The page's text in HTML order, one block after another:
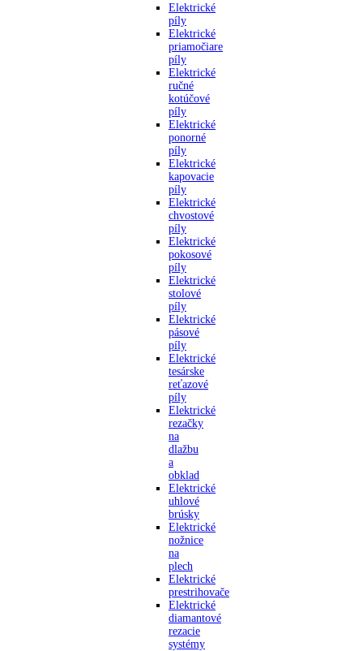
Elektrické
píly
Elektrické
priamočiare
píly
Elektrické
ručné
kotúčové
píly
Elektrické
ponorné
píly
Elektrické
kapovacie
píly
Elektrické
chvostové
píly
Elektrické
pokosové
píly
Elektrické
stolové
píly
Elektrické
pásové
píly
Elektrické
tesárske
reťazové
píly
Elektrické
rezačky
na
dlažbu
a
obklad
Elektrické
uhlové
brúsky
Elektrické
nožnice
na
plech
Elektrické
prestrihovače
Elektrické
diamantové
rezacie
systémy